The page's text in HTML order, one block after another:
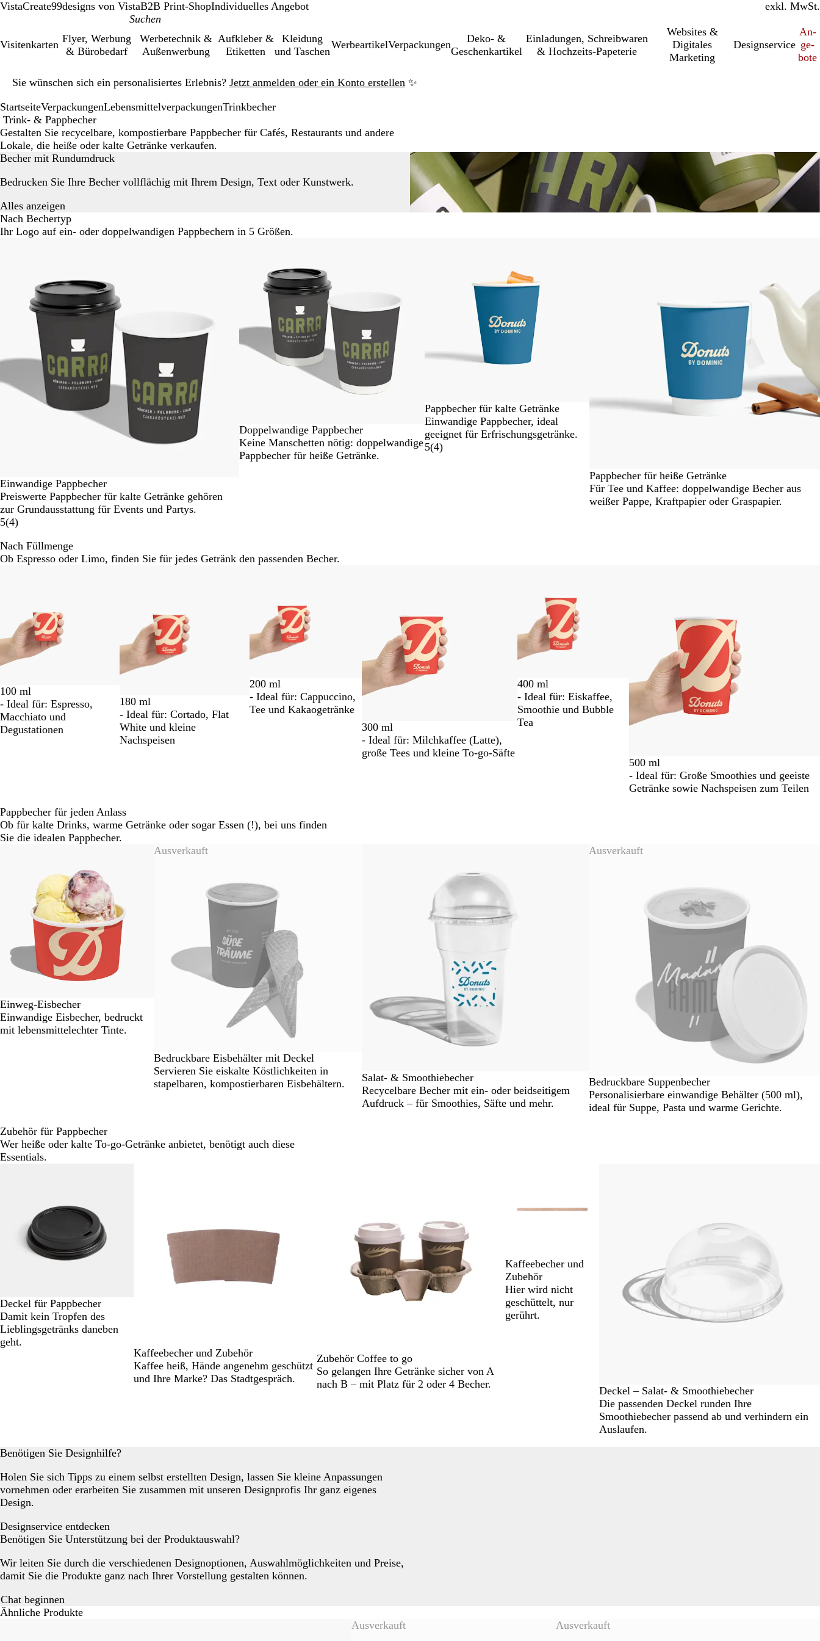
VistaCreate99designs von VistaB2B Print-ShopIndividuelles Angebot inkl. MwSt.
exkl. MwSt.
Visitenkarten
Flyer, Werbung
& Bürobedarf
Werbetechnik &
Außenwerbung
Aufkleber &
Etiketten
Kleidung
und Taschen
WerbeartikelVerpackungen
Deko- &
Geschenkartikel
Einl­a­dung­en, Schreib­wa­ren
& Hochzeits-Papeterie
Websites &
Digitales
Marketing
Designservice
An­­
ge­­
bo­­te
Sie wünschen sich ein personalisiertes Erlebnis? Jetzt anmelden oder ein Konto erstellen ✨
1
StartseiteVerpackungenLebensmittelverpackungenTrinkbecher
Trink- & Pappbecher
Gestalten Sie recycelbare, kompostierbare Pappbecher für Cafés, Restaurants und andere
Lokale, die heiße oder kalte Getränke verkaufen.
Becher mit Rundumdruck
Bedrucken Sie Ihre Becher vollflächig mit Ihrem Design, Text oder Kunstwerk.
Alles anzeigen
Nach Bechertyp
Ihr Logo auf ein- oder doppelwandigen Pappbechern in 5 Größen.
Einwandige Pappbecher
Preiswerte Pappbecher für kalte Getränke gehören
zur Grundausstattung für Events und Partys.
5(4)
Doppelwandige Pappbecher
Keine Manschetten nötig: doppelwandige
Pappbecher für heiße Getränke.
Pappbecher für kalte Getränke
Einwandige Pappbecher, ideal
geeignet für Erfrischungsgetränke.
5(4)
Pappbecher für heiße Getränke
Für Tee und Kaffee: doppelwandige Becher aus
weißer Pappe, Kraftpapier oder Graspapier.
Nach Füllmenge
Ob Espresso oder Limo, finden Sie für jedes Getränk den passenden Becher.
100 ml
- Ideal für: Espresso,
Macchiato und
Degustationen
180 ml
- Ideal für: Cortado, Flat
White und kleine
Nachspeisen
200 ml
- Ideal für: Cappuccino,
Tee und Kakaogetränke
300 ml
- Ideal für: Milchkaffee (Latte),
große Tees und kleine To-go-Säfte
400 ml
- Ideal für: Eiskaffee,
Smoothie und Bubble
Tea
500 ml
- Ideal für: Große Smoothies und geeiste
Getränke sowie Nachspeisen zum Teilen
6
Pappbecher für jeden Anlass
Ob für kalte Drinks, warme Getränke oder sogar Essen (!), bei uns finden
Sie die idealen Pappbecher.
Einweg-Eisbecher
Einwandige Eisbecher, bedruckt
mit lebensmittelechter Tinte.
Ausverkauft
Bedruckbare Eisbehälter mit Deckel
Servieren Sie eiskalte Köstlichkeiten in
stapelbaren, kompostierbaren Eisbehältern.
Salat- & Smoothiebecher
Recycelbare Becher mit ein- oder beidseitigem
Aufdruck – für Smoothies, Säfte und mehr.
Ausverkauft
Bedruckbare Suppenbecher
Personalisierbare einwandige Behälter (500 ml),
ideal für Suppe, Pasta und warme Gerichte.
Zubehör für Pappbecher
Wer heiße oder kalte To-go-Getränke anbietet, benötigt auch diese
Essentials.
Deckel für Pappbecher
Damit kein Tropfen des
Lieblingsgetränks daneben
geht.
Kaffeebecher und Zubehör
Kaffee heiß, Hände angenehm geschützt
und Ihre Marke? Das Stadtgespräch.
Zubehör Coffee to go
So gelangen Ihre Getränke sicher von A
nach B – mit Platz für 2 oder 4 Becher.
Kaffeebecher und
Zubehör
Hier wird nicht
geschüttelt, nur
gerührt.
Deckel – Salat- & Smoothiebecher
Die passenden Deckel runden Ihre
Smoothiebecher passend ab und verhindern ein
Auslaufen.
Benötigen Sie Designhilfe?
Holen Sie sich Tipps zu einem selbst erstellten Design, lassen Sie kleine Anpassungen
vornehmen oder erarbeiten Sie zusammen mit unseren Designprofis Ihr ganz eigenes
Design.
Designservice entdecken
Benötigen Sie Unterstützung bei der Produktauswahl?
Wir leiten Sie durch die verschiedenen Designoptionen, Auswahlmöglichkeiten und Preise,
damit Sie die Produkte ganz nach Ihrer Vorstellung gestalten können.
Chat beginnen
Ähnliche Produkte
Ausverkauft Ausverkauft